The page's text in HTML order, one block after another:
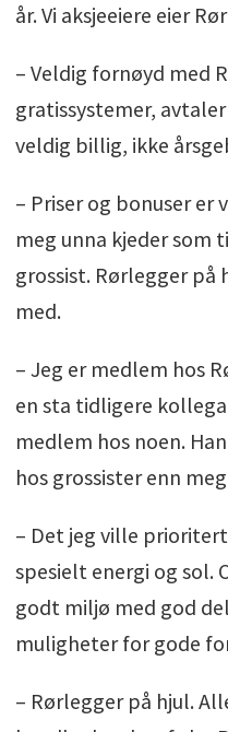
år. Vi aksjeeiere eier
– Veldig fornøyd med
gratissystemer,
veldig billig, ikke
– Priser og bonuser er
meg unna kjeder som
grossist. Rørlegger på
med.
– Jeg er medlem hos
en sta tidligere
medlem hos noen.
hos grossister enn
– Det jeg ville
spesielt energi og sol.
godt miljø med god
muligheter for gode
– Rørlegger på hjul.